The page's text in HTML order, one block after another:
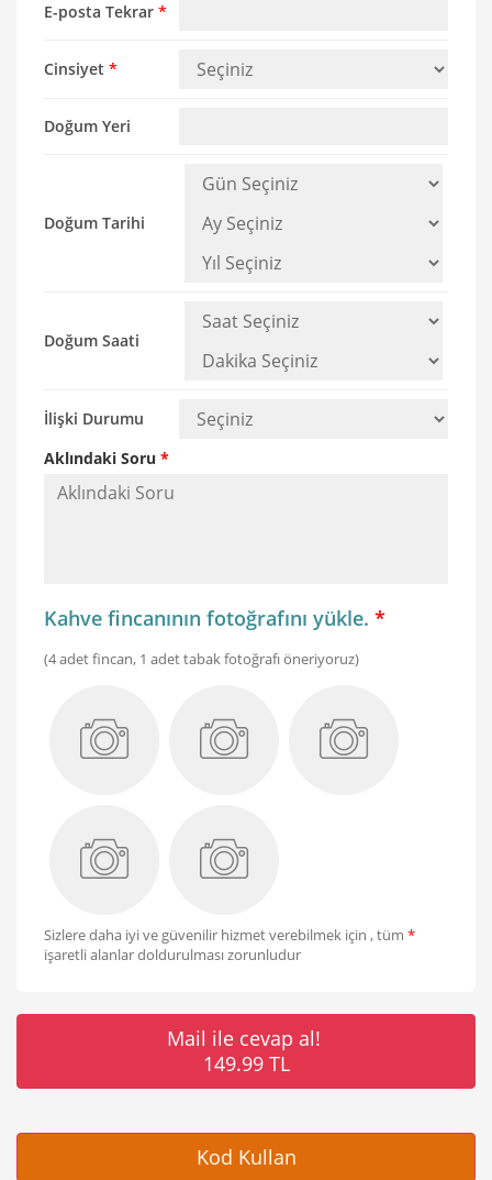
E-posta Tekrar *
Cinsiyet *
Doğum Yeri
Doğum Tarihi
Doğum Saati
İlişki Durumu
Aklındaki Soru *
Kahve fincanının fotoğrafını yükle. *
(4 adet fincan, 1 adet tabak fotoğrafı öneriyoruz)
Sizlere daha iyi ve güvenilir hizmet verebilmek için , tüm *
işaretli alanlar doldurulması zorunludur
Mail ile cevap al!
149.99 TL
Kod Kullan